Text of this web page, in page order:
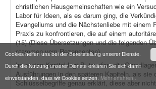
Cookies helfen uns bei der Bereitstellung unserer Dienste.
Durch die Nutzung unserer Dienste erklären Sie sich damit
einverstanden, dass wir Cookies setzen.Mehr erfahren...
christlichen Hausgemeinschaften wie ein
Labor für Ideen, als es darum ging, die
Evangeliums und die Nächstenliebe mit einem
Praxis zu konfrontieren, die auf einem
(15) (Diese Übersetzungen und die folgenden
stammen vom Rezensenten).
Im ersten Kapitel legt B. insofern die
Ausführungen in den späteren Kapiteln, als sie
Schlüsselbegriffe genau erklärt, diese aber